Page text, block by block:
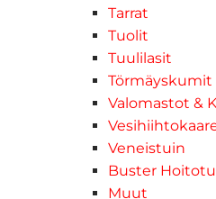
Tarrat
Tuolit
Tuulilasit
Törmäyskumit
Valomastot &
Veneistuin
Buster
Muut